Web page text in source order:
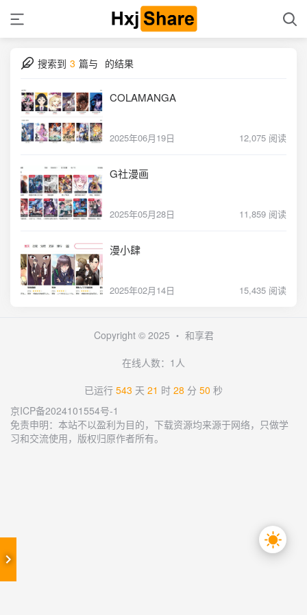
搜索到 3 篇与 的结果
COLAMANGA
2025年06月19日 12,075 阅读
G社漫画
2025年05月28日 11,859 阅读
漫小肆
2025年02月14日 15,435 阅读
Copyright © 2025 ・ 和享君
在线人数：1人
已运行 543 天 21 时 28 分 50 秒
京ICP备2024101554号-1
免责申明：本站不以盈利为目的，下载资源均来源于网络，只做学
习和交流使用，版权归原作者所有。